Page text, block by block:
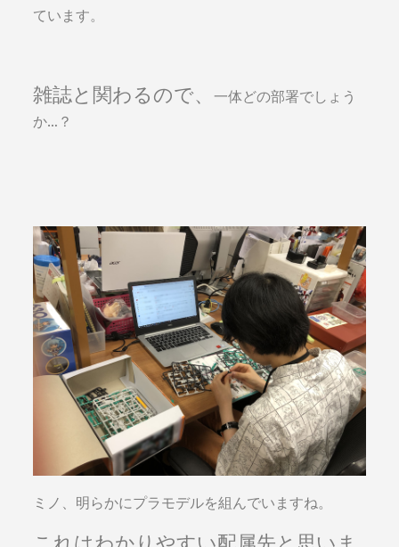
ています。
雑誌と関わるので、一体どの部署でしょう
か…？
ミノ、明らかにプラモデルを組んでいますね。
これはわかりやすい配属先と思いま